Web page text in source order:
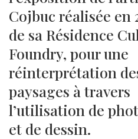
Cojbuc réalisée en
de sa Résidence
Foundry, pour une
réinterprétation
paysages à travers
l’utilisation de
et de dessin.